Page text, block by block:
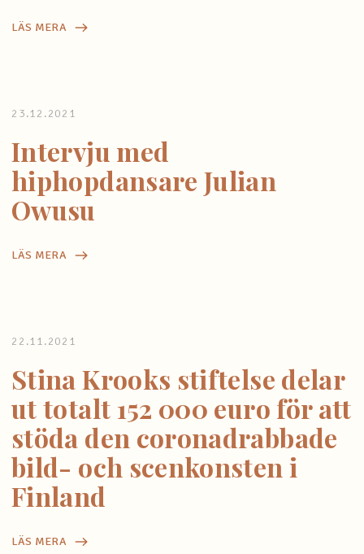
LÄS MERA
23.12.2021
Intervju med
hiphopdansare Julian
Owusu
LÄS MERA
22.11.2021
Stina Krooks stiftelse delar
ut totalt 152 000 euro för att
stöda den coronadrabbade
bild- och scenkonsten i
Finland
LÄS MERA